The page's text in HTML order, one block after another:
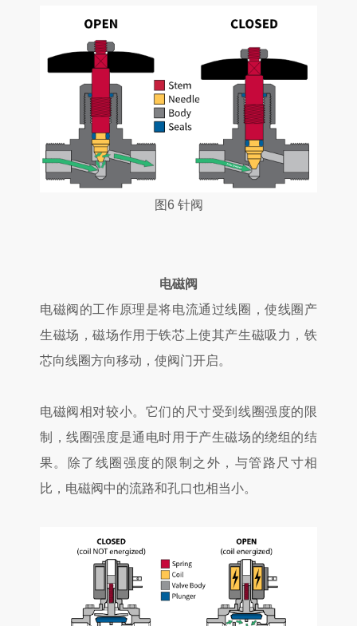
图6 针阀
电磁阀
电磁阀的工作原理是将电流通过线圈，使线圈产
生磁场，磁场作用于铁芯上使其产生磁吸力，铁
芯向线圈方向移动，使阀门开启。
电磁阀相对较小。它们的尺寸受到线圈强度的限
制，线圈强度是通电时用于产生磁场的绕组的结
果。除了线圈强度的限制之外，与管路尺寸相
比，电磁阀中的流路和孔口也相当小。